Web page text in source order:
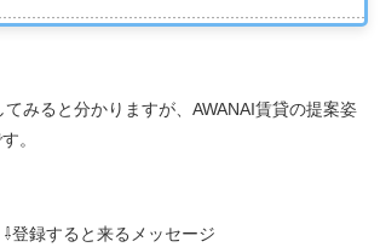
みると分かりますが、AWANAI賃貸の提案姿
。
⇩登録すると来るメッセージ